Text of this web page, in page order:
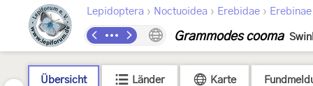
Lepidoptera › Noctuoidea › Erebidae › Erebinae
Grammodes cooma
Übersicht Länder Karte